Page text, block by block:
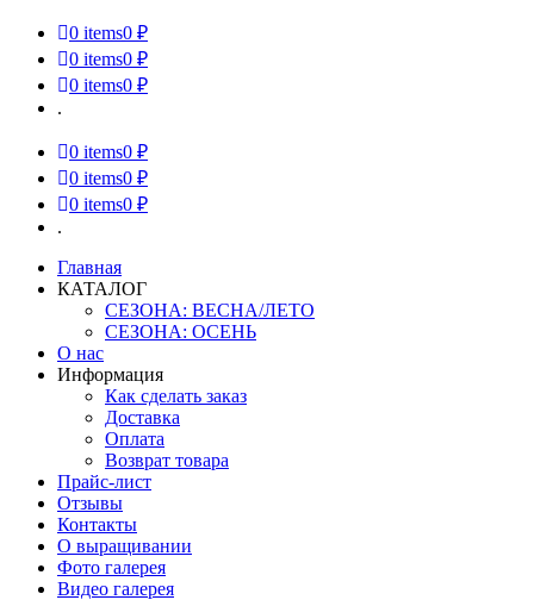
0 items0 ₽
0 items0 ₽
0 items0 ₽
.
0 items0 ₽
0 items0 ₽
0 items0 ₽
.
Главная
КАТАЛОГ
СЕЗОНА: ВЕСНА/ЛЕТО
СЕЗОНА: ОСЕНЬ
О нас
Информация
Как сделать заказ
Доставка
Оплата
Возврат товара
Прайс-лист
Отзывы
Контакты
О выращивании
Фото галерея
Видео галерея